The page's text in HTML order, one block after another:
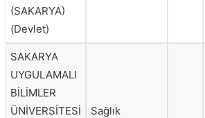
(SAKARYA)
(Devlet)
SAKARYA
UYGULAMALI
BİLİMLER
ÜNİVERSİTESİ
Sağlık